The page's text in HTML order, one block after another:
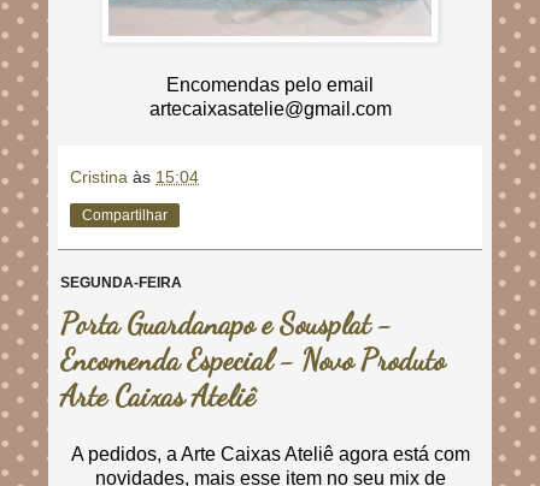
Encomendas pelo email
artecaixasatelie@gmail.com
Cristina às 15:04
Compartilhar
SEGUNDA-FEIRA
Porta Guardanapo e Sousplat -
Encomenda Especial - Novo Produto
Arte Caixas Ateliê
A pedidos, a Arte Caixas Ateliê agora está com
novidades, mais esse item no seu mix de